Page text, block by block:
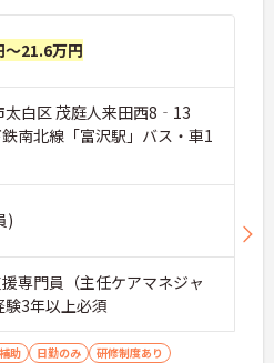
～21.6万円
太白区 茂庭人来田西8‐13
南北線「富沢駅」バス・車1
)
専門員（主任ケアマネジャ
3年以上必須
助 日勤のみ
研修制度あり